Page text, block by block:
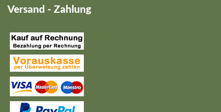
Versand - Zahlung